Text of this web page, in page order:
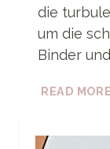
die
um die
Binder
READ MORE